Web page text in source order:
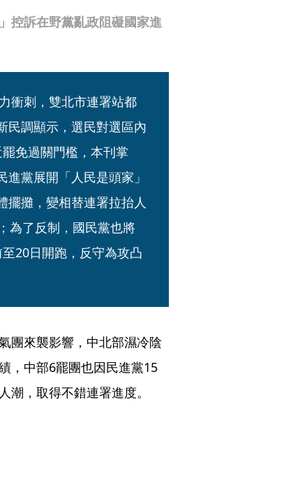
控訴在野黨亂政阻礙國家進
衝刺，雙北市連署站都
民調顯示，選民對選區內
免過關門檻，本刊掌
黨展開「人民是頭家」
擺攤，變相替連署拉抬人
為了反制，國民黨也將
20日開跑，反守為攻凸
團來襲影響，中北部濕冷陰
，中部6罷團也因民進黨15
，取得不錯連署進度。